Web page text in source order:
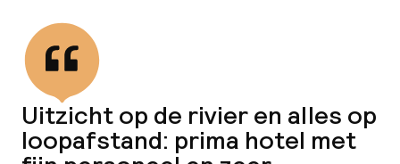
Uitzicht op de rivier en alles op
loopafstand: prima hotel met